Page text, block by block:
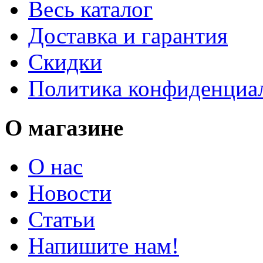
Весь каталог
Доставка и гарантия
Скидки
Политика
О магазине
О нас
Новости
Статьи
Напишите нам!